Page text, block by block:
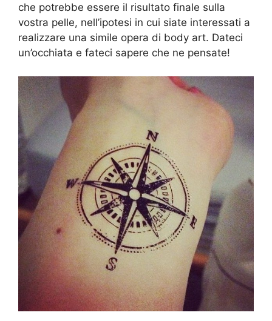
che potrebbe essere il risultato finale sulla
vostra pelle, nell’ipotesi in cui siate interessati a
realizzare una simile opera di body art. Dateci
un’occhiata e fateci sapere che ne pensate!